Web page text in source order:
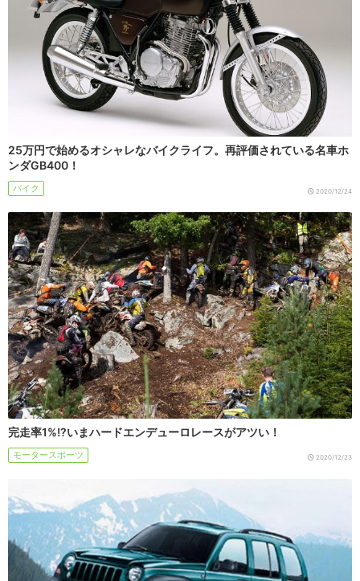
25万円で始めるオシャレなバイクライフ。再評価されている名車ホ
ンダGB400！
バイク 2020/12/24
完走率1%!?いまハードエンデューロレースがアツい！
モータースポーツ 2020/12/23